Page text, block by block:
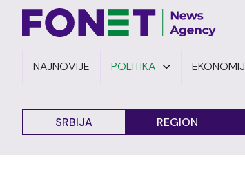
NAJNOVIJE POLITIKA
SRBIJA REGION